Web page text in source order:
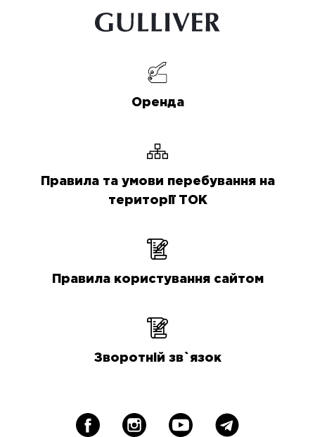
Оренда
Правила та умови перебування на
території ТОК
Правила користування сайтом
Зворотній зв`язок